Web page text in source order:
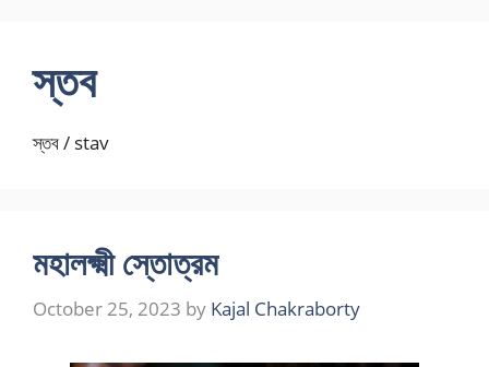
contentস্তব
স্তব / stav
মহালক্ষ্মী স্তোত্রম
October 25, 2023 by Kajal Chakraborty